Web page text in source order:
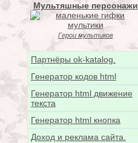
Мультяшные персонажи
Герои мультиков
Партнёры ok-katalog.
Генератор кодов html
Генератор html движение
текста
Генератор html кнопка
Доход и реклама сайта.